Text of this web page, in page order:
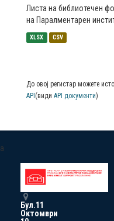
Листа на библиотечен
на Паралментарен
XLSX CSV
До овој регистар можете
API (види API документи)
a
Бул.11
Октомври